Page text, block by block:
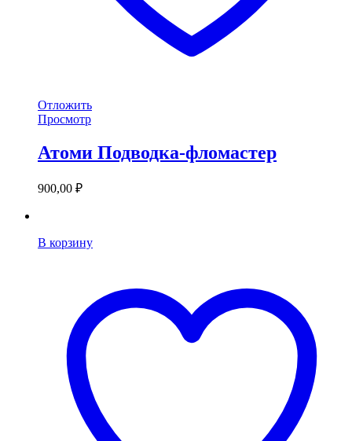
Отложить
Просмотр
Атоми Подводка-фломастер
900,00 ₽
В корзину